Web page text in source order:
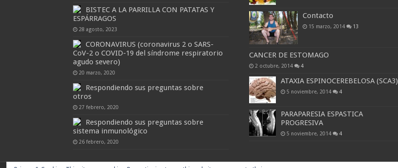
BISTEC A LA PARRILLA CON PATATAS Y
ESPÁRRAGOS
28 agosto, 2023
CORONAVIRUS (coronavirus 2 o SARS-
CoV-2 o COVID-19 del síndrome respiratorio
agudo severo)
20 marzo, 2020
Respondiendo sus preguntas sobre
otros
27 febrero, 2020
Respondiendo sus preguntas sobre
sistema inmunológico
26 febrero, 2020
Contacto
15 marzo, 2014 13
CANCER DE ESTOMAGO
2 octubre, 2014 4
ATAXIA ESPINOCEREBELOSA (SCA3)
5 noviembre, 2014 4
PARAPARESIA ESPASTICA
PROGRESIVA
5 noviembre, 2014 4